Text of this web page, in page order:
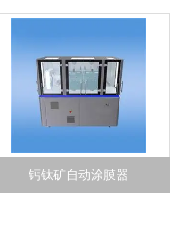
钙钛矿自动涂膜器